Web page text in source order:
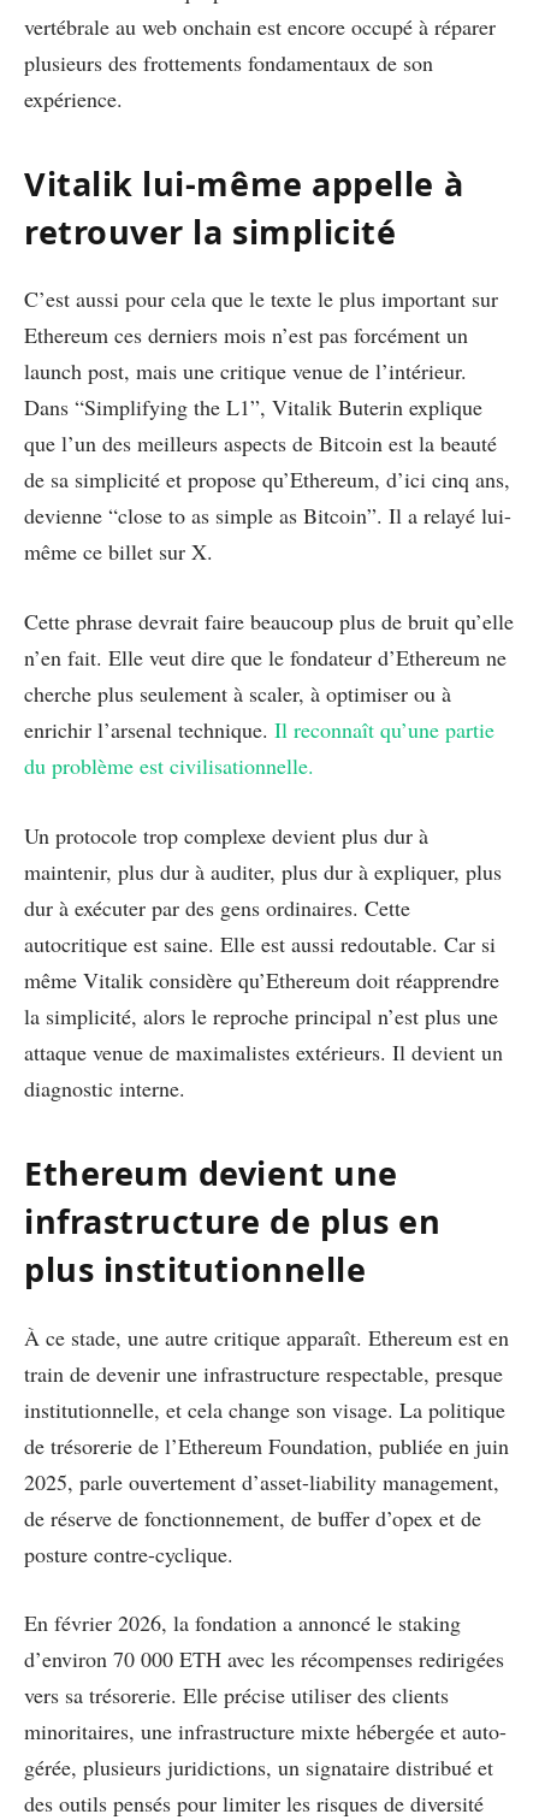
vertébrale au web onchain est encore occupé à réparer
plusieurs des frottements fondamentaux de son
expérience.
Vitalik lui-même appelle à
retrouver la simplicité
C’est aussi pour cela que le texte le plus important sur
Ethereum ces derniers mois n’est pas forcément un
launch post, mais une critique venue de l’intérieur.
Dans “Simplifying the L1”, Vitalik Buterin explique
que l’un des meilleurs aspects de Bitcoin est la beauté
de sa simplicité et propose qu’Ethereum, d’ici cinq ans,
devienne “close to as simple as Bitcoin”. Il a relayé lui-
même ce billet sur X.
Cette phrase devrait faire beaucoup plus de bruit qu’elle
n’en fait. Elle veut dire que le fondateur d’Ethereum ne
cherche plus seulement à scaler, à optimiser ou à
enrichir l’arsenal technique. Il reconnaît qu’une partie
du problème est civilisationnelle.
Un protocole trop complexe devient plus dur à
maintenir, plus dur à auditer, plus dur à expliquer, plus
dur à exécuter par des gens ordinaires. Cette
autocritique est saine. Elle est aussi redoutable. Car si
même Vitalik considère qu’Ethereum doit réapprendre
la simplicité, alors le reproche principal n’est plus une
attaque venue de maximalistes extérieurs. Il devient un
diagnostic interne.
Ethereum devient une
infrastructure de plus en
plus institutionnelle
À ce stade, une autre critique apparaît. Ethereum est en
train de devenir une infrastructure respectable, presque
institutionnelle, et cela change son visage. La politique
de trésorerie de l’Ethereum Foundation, publiée en juin
2025, parle ouvertement d’asset-liability management,
de réserve de fonctionnement, de buffer d’opex et de
posture contre-cyclique.
En février 2026, la fondation a annoncé le staking
d’environ 70 000 ETH avec les récompenses redirigées
vers sa trésorerie. Elle précise utiliser des clients
minoritaires, une infrastructure mixte hébergée et auto-
gérée, plusieurs juridictions, un signataire distribué et
des outils pensés pour limiter les risques de diversité